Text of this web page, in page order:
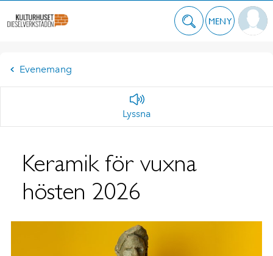
MENY
Evenemang
Lyssna
Keramik för vuxna
hösten 2026